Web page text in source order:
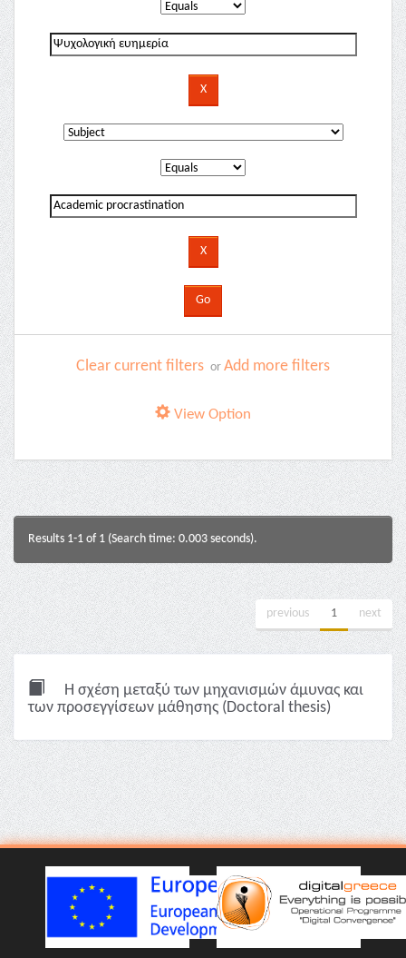
Clear current filters or Add more filters
View Option
Results 1-1 of 1 (Search time: 0.003 seconds).
previous 1 next
Η σχέση μεταξύ των μηχανισμών άμυνας και
των προσεγγίσεων μάθησης (Doctoral thesis)